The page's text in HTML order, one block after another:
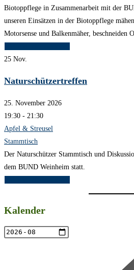
Biotoppflege in Zusammenarbeit mit der
unseren Einsätzen in der Biotoppflege
Motorsense und Balkenmäher, beschneiden
25 Nov.
Naturschützertreffen
25. November 2026
19:30 - 21:30
Apfel & Streusel
Stammtisch
Der Naturschützer Stammtisch und
dem BUND Weinheim statt.
Kalender